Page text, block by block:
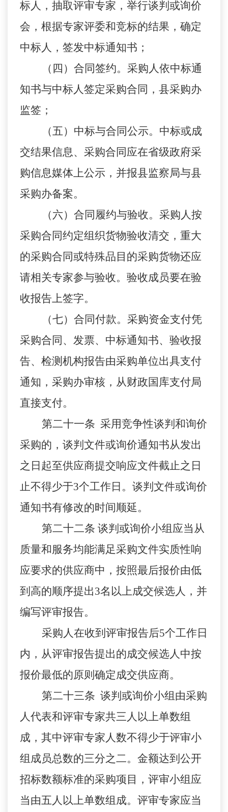
标人，抽取评审专家，举行谈判或询价
会，根据专家评委和竞标的结果，确定
中标人，签发中标通知书；
（四）合同签约。采购人依中标通
知书与中标人签定采购合同，县采购办
监签；
（五）中标与合同公示。中标或成
交结果信息、采购合同应在省级政府采
购信息媒体上公示，并报县监察局与县
采购办备案。
（六）合同履约与验收。采购人按
采购合同约定组织货物验收清交，重大
的采购合同或特殊品目的采购货物还应
请相关专家参与验收。验收成员要在验
收报告上签字。
（七）合同付款。采购资金支付凭
采购合同、发票、中标通知书、验收报
告、检测机构报告由采购单位出具支付
通知，采购办审核，从财政国库支付局
直接支付。
第二十一条 采用竞争性谈判和询价
采购的，谈判文件或询价通知书从发出
之日起至供应商提交响应文件截止之日
止不得少于3个工作日。谈判文件或询价
通知书有修改的时间顺延。
第二十二条 谈判或询价小组应当从
质量和服务均能满足采购文件实质性响
应要求的供应商中，按照最后报价由低
到高的顺序提出3名以上成交候选人，并
编写评审报告。
采购人在收到评审报告后5个工作日
内，从评审报告提出的成交候选人中按
报价最低的原则确定成交供应商。
第二十三条 谈判或询价小组由采购
人代表和评审专家共三人以上单数组
成，其中评审专家人数不得少于评审小
组成员总数的三分之二。金额达到公开
招标数额标准的采购项目，评审小组应
当由五人以上单数组成。评审专家应当